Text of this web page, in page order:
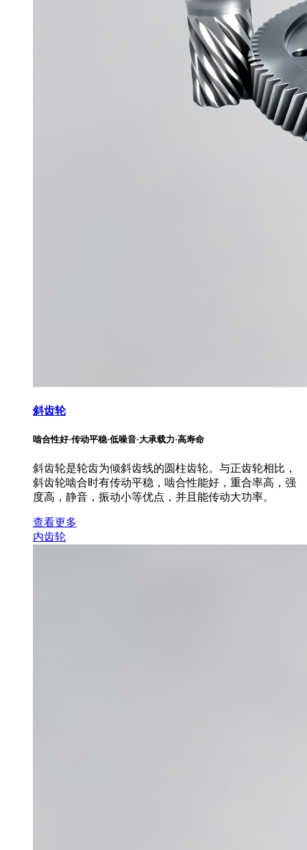
斜齿轮
啮合性好·传动平稳·低噪音·大承载力·高寿命
斜齿轮是轮齿为倾斜齿线的圆柱齿轮。与正齿轮相比，
斜齿轮啮合时有传动平稳，啮合性能好，重合率高，强
度高，静音，振动小等优点，并且能传动大功率。
查看更多
内齿轮